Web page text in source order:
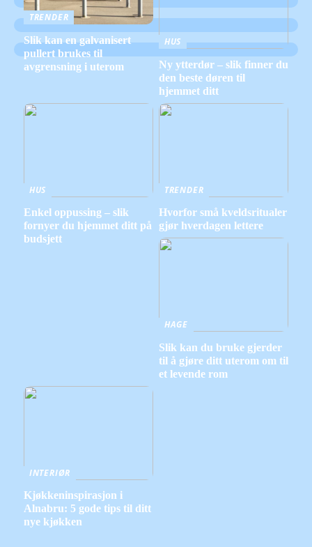
TRENDER
Slik kan en galvanisert
pullert brukes til
avgrensning i uterom
HUS
Ny ytterdør – slik finner du
den beste døren til
hjemmet ditt
HUS
Enkel oppussing – slik
fornyer du hjemmet ditt på
budsjett
TRENDER
Hvorfor små kveldsritualer
gjør hverdagen lettere
HAGE
Slik kan du bruke gjerder
til å gjøre ditt uterom om til
et levende rom
INTERIØR
Kjøkkeninspirasjon i
Alnabru: 5 gode tips til ditt
nye kjøkken